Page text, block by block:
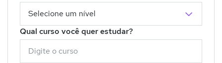
Qual curso você quer estudar?